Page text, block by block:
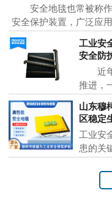
安全地毯也常被称作
安全保护装置，广泛应
工业安
安全防
近年
推进，
山东穆
区稳定
工业安
患的关